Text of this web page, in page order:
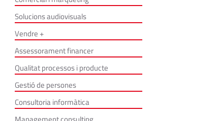
Solucions audiovisuals
Vendre +
Assessorament financer
Qualitat processos i producte
Gestió de persones
Consultoria informàtica